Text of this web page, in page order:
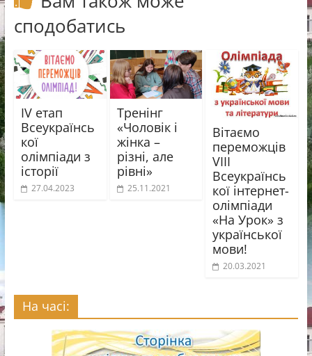
сподобатись
IV етап
Всеукраїнсь
кої
олімпіади з
історії
27.04.2023
Тренінг
«Чоловік і
жінка –
різні, але
рівні»
25.11.2021
Вітаємо
переможців
VIII
Всеукраїнсь
кої інтернет-
олімпіади
«На Урок» з
української
мови!
20.03.2021
На часі: